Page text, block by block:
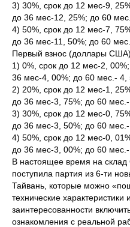
3) 30%, срок до 12 мес-9,
до 36 мес-12, 25%; до 60
4) 50%, срок до 12 мес-7,
до 36 мес-11, 50%; до 60
Первый взнос (доллары США)
1) 0%, срок до 12 мес-2,
36 мес-4, 00%; до 60 мес.- 4,
2) 20%, срок до 12 мес-1,
до 36 мес-3, 75%; до 60
3) 30%, срок до 12 мес-0,
до 36 мес-3, 50%; до 60
4) 50%, срок до 12 мес-0,
до 36 мес-3, 00%; до 60
В настоящее время на
поступила партия из 6-ти
Тайвань, которые можно
технические
заинтересованности
ознакомления с реальной